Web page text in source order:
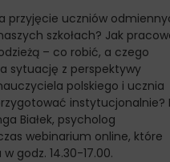
przyjęcie uczniów
szkołach? Jak
– co robić, a czego
sytuację z perspektywy
polskiego i ucznia
instytucjonalnie?
Białek, psycholog
webinarium online, które
godz. 14.30-17.00.